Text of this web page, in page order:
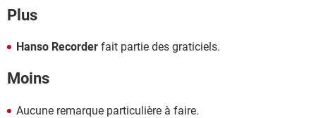
Plus
Hanso Recorder fait partie des graticiels.
Moins
Aucune remarque particulière à faire.